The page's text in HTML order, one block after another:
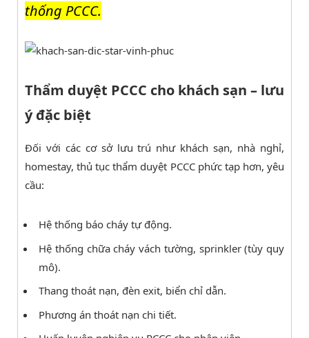
thống PCCC.
Thẩm duyệt PCCC cho khách sạn – lưu
ý đặc biệt
Đối với các cơ sở lưu trú như khách sạn, nhà nghỉ,
homestay, thủ tục thẩm duyệt PCCC phức tạp hơn, yêu
cầu:
Hệ thống báo cháy tự động.
Hệ thống chữa cháy vách tường, sprinkler (tùy quy
mô).
Thang thoát nạn, đèn exit, biển chỉ dẫn.
Phương án thoát nạn chi tiết.